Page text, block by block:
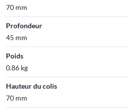
70 mm
Profondeur
45 mm
Poids
0.86 kg
Hauteur du colis
70 mm